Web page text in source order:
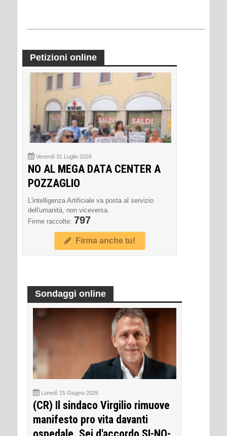
Petizioni online
Venerdì 31 Luglio 2026
NO AL MEGA DATA CENTER A
POZZAGLIO
L'intelligenza Artificiale va posta al servizio
dell'umanità, non viceversa.
Firme raccolte: 797
Firma anche tu!
Sondaggi online
Lunedì 15 Giugno 2026
(CR) Il sindaco Virgilio rimuove
manifesto pro vita davanti